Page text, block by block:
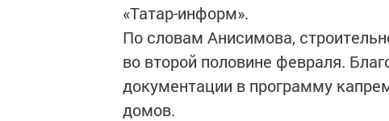
«Татар-информ».
По словам Анисимова,
во второй половине февраля.
документации в программу
домов.